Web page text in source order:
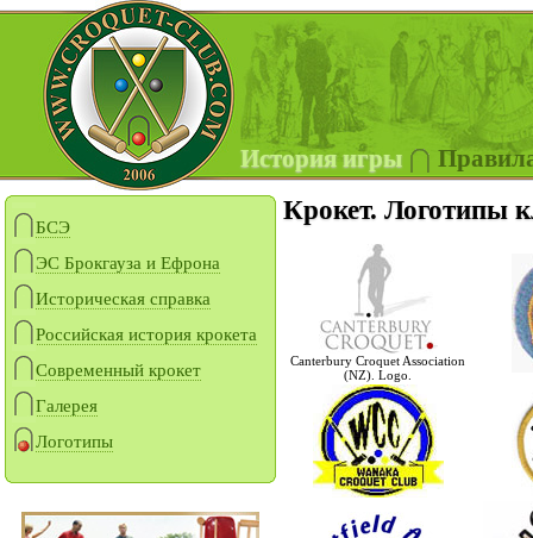
История игры
БСЭ
ЭС Брокгауза и Ефрона
Историческая справка
Российская история крокета
Современный крокет
Галерея
Логотипы
Крокет. Логотипы
Canterbury Croquet Association
(NZ). Logo.